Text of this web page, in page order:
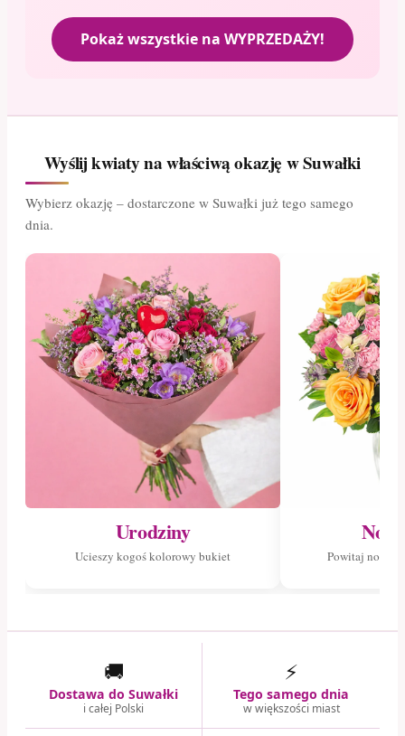
Pokaż wszystkie na WYPRZEDAŻY!
Wyślij kwiaty na właściwą okazję w Suwałki
Wybierz okazję – dostarczone w Suwałki już tego samego
dnia.
Urodziny
Ucieszy kogoś kolorowy bukiet Powitaj
🚚
Dostawa do Suwałki
i całej Polski
⚡
Tego samego dnia
w większości miast